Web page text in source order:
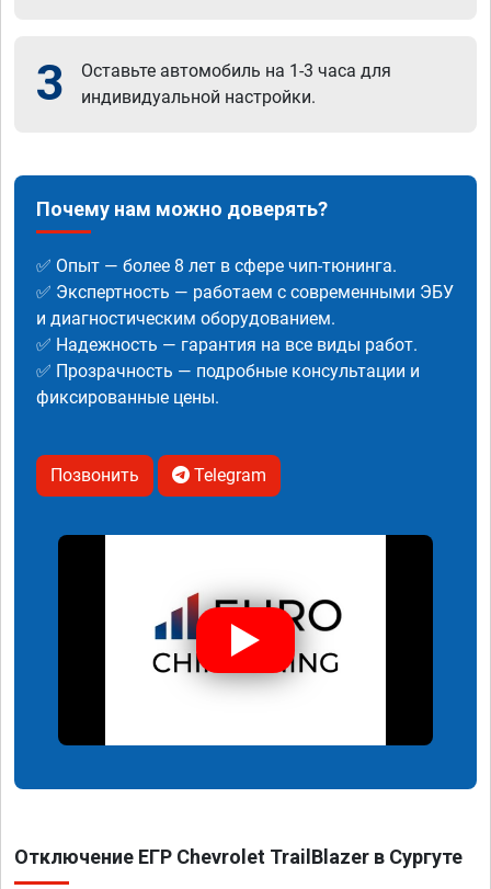
3
Оставьте автомобиль на 1-3 часа для
индивидуальной настройки.
Почему нам можно доверять?
✅ Опыт — более 8 лет в сфере чип-тюнинга.
✅ Экспертность — работаем с современными ЭБУ
и диагностическим оборудованием.
✅ Надежность — гарантия на все виды работ.
✅ Прозрачность — подробные консультации и
фиксированные цены.
Позвонить Telegram
Отключение ЕГР Chevrolet TrailBlazer в Сургуте